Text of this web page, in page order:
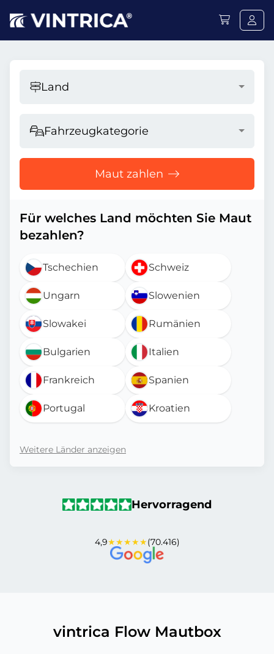
Land
Fahrzeugkategorie
Maut zahlen
Für welches Land möchten Sie Maut
bezahlen?
Tschechien Schweiz
Ungarn Slowenien
Slowakei Rumänien
Bulgarien Italien
Frankreich Spanien
Portugal Kroatien
Weitere Länder anzeigen
Hervorragend
4,9★★★★★(70.416)
vintrica Flow Mautbox